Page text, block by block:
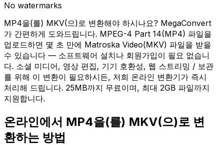
No watermarks
MP4을(를) MKV(으)로 변환해야 하시나요? MegaConvert
가 간편하게 도와드립니다. MPEG-4 Part 14(MP4) 파일을
업로드하면 몇 초 만에 Matroska Video(MKV) 파일을 받을
수 있습니다 — 소프트웨어 설치나 회원가입이 필요 없습니
다. 소셜 미디어, 영상 편집, 기기 호환성, 웹 스트리밍 / 보관
를 위해 이 변환이 필요하시든, 저희 온라인 변환기가 즉시
처리해 드립니다. 25MB까지 무료이며, 최대 2GB 파일까지
지원합니다.
온라인에서 MP4을(를) MKV(으)로 변
환하는 방법